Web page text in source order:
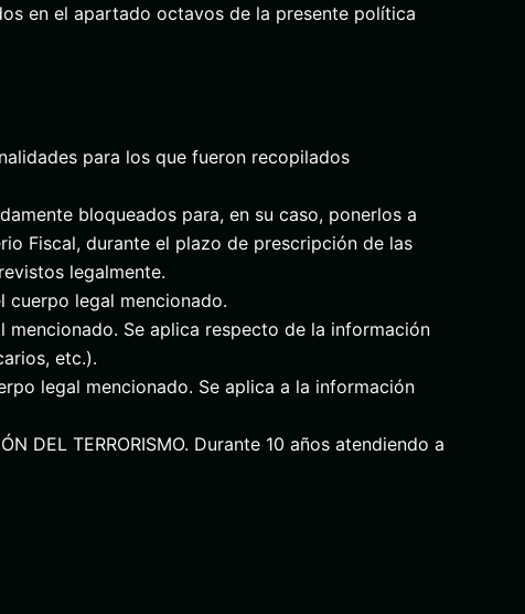
en el apartado octavos de la presente política
para los que fueron recopilados
bloqueados para, en su caso, ponerlos a
Fiscal, durante el plazo de prescripción de las
legalmente.
cuerpo legal mencionado.
mencionado. Se aplica respecto de la información
etc.).
legal mencionado. Se aplica a la información
DEL TERRORISMO. Durante 10 años atendiendo a